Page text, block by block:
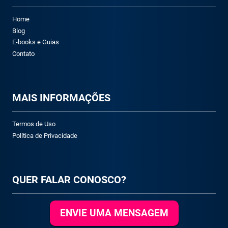
Home
Blog
E-books e Guias
Contato
MAIS INFORMAÇÕES
Termos de Uso
Política de Privacidade
QUER FALAR CONOSCO?
ENVIE UMA MENSAGEM